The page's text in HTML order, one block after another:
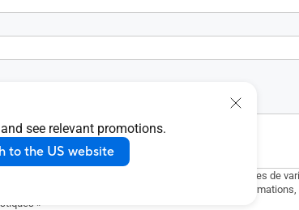
see relevant promotions.
to the US website
et fonctionnalités du produit sont susceptibles de
utilisés à titre illustratif uniquement. Pour plus d’informations,
»